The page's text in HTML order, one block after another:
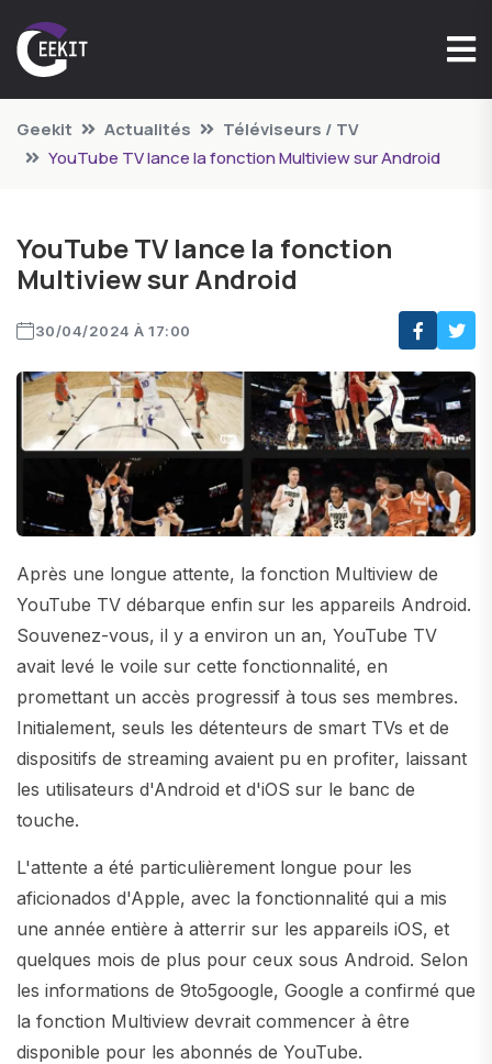
Geekit Actualités
Téléviseurs / TV
YouTube TV lance la fonction Multiview sur Android
YouTube TV lance la fonction
Multiview sur Android
30/04/2024 À 17:00
Après une longue attente, la fonction Multiview de
YouTube TV débarque enfin sur les appareils Android.
Souvenez-vous, il y a environ un an, YouTube TV
avait levé le voile sur cette fonctionnalité, en
promettant un accès progressif à tous ses membres.
Initialement, seuls les détenteurs de smart TVs et de
dispositifs de streaming avaient pu en profiter, laissant
les utilisateurs d'Android et d'iOS sur le banc de
touche.
L'attente a été particulièrement longue pour les
aficionados d'Apple, avec la fonctionnalité qui a mis
une année entière à atterrir sur les appareils iOS, et
quelques mois de plus pour ceux sous Android. Selon
les informations de 9to5google, Google a confirmé que
la fonction Multiview devrait commencer à être
disponible pour les abonnés de YouTube.